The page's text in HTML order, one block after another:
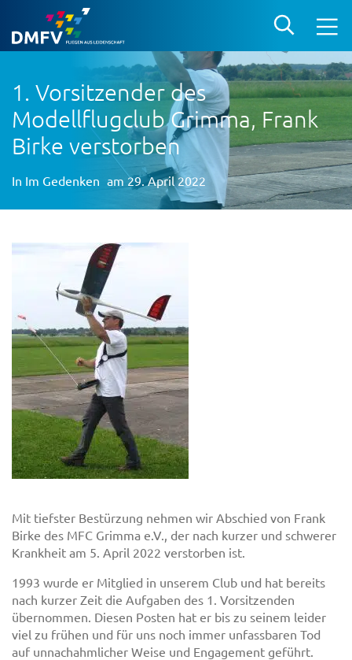
1. Vorsitzender des
Modellflugclub Grimma, Frank
Birke verstorben
In Im Gedenken am 29. April 2022
Mit tiefster Bestürzung nehmen wir Abschied von Frank
Birke des MFC Grimma e.V., der nach kurzer und schwerer
Krankheit am 5. April 2022 verstorben ist.
1993 wurde er Mitglied in unserem Club und hat bereits
nach kurzer Zeit die Aufgaben des 1. Vorsitzenden
übernommen. Diesen Posten hat er bis zu seinem leider
viel zu frühen und für uns noch immer unfassbaren Tod
auf unnachahmlicher Weise und Engagement geführt.